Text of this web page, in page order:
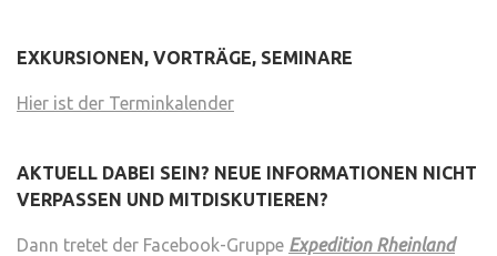
EXKURSIONEN, VORTRÄGE, SEMINARE
Hier ist der Terminkalender
AKTUELL DABEI SEIN? NEUE INFORMATIONEN NICHT
VERPASSEN UND MITDISKUTIEREN?
Dann tretet der Facebook-Gruppe Expedition Rheinland